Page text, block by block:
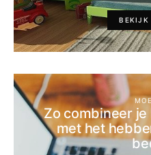
BEKIJK
Zo combineer
met het